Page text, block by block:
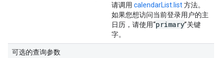
请调用 calendarList.list方法。
如果您想访问当前登录用户的主
日历，请使用“primary”关键
字。
可选的查询参数